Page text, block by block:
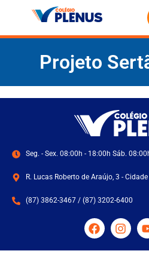
Projeto
Seg. - Sex. 08:00h - 18:00h Sáb.
R. Lucas Roberto de Araújo, 3 -
(87) 3862-3467 / (87) 3202-6400